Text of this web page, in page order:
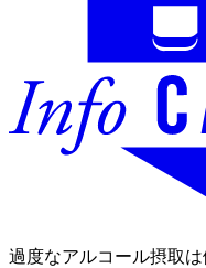
過度なアルコール摂取